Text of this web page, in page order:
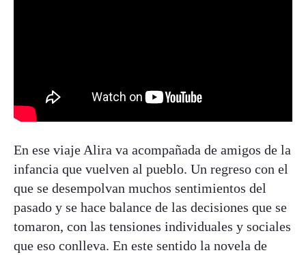
En ese viaje Alira va acompañada de amigos de la
infancia que vuelven al pueblo. Un regreso con el
que se desempolvan muchos sentimientos del
pasado y se hace balance de las decisiones que se
tomaron, con las tensiones individuales y sociales
que eso conlleva. En este sentido la novela de